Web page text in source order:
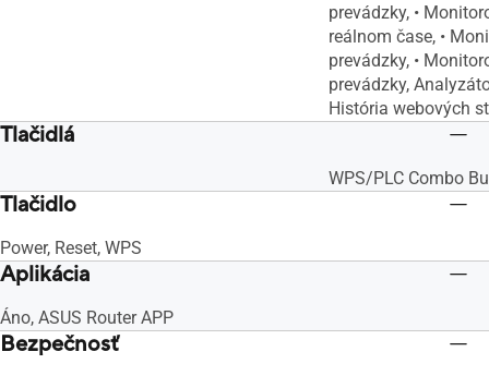
prevádzky, •
reálnom čase, •
prevádzky, •
prevádzky,
História webových
Tlačidlá
WPS/PLC Combo
Tlačidlo
Power, Reset, WPS
Aplikácia
Áno, ASUS Router APP
Bezpečnosť